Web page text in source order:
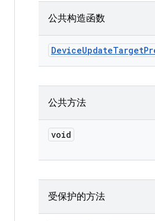
公共构造函数
DeviceUpdateTarget
公共方法
void
受保护的方法